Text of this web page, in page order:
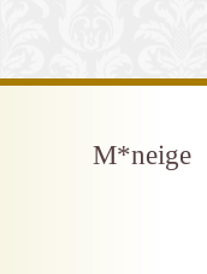
M*neige